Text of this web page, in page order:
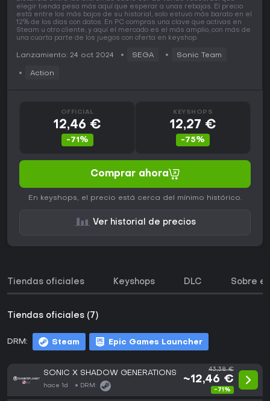
elegir tienda pesa más aquí que esperar a unas rebajas. El precio
está entre los más bajos de su historial, solo estuvo más barato en el
12% de los días con datos. En PC compras una clave que activas en
Steam u otro cliente, y aquí el mercado es el más amplio, con más de
una cuarta parte de los juegos con oferta en keyshop.
Lanzamiento: 24 oct 2024 SEGA Sonic Team
Action
OFFICIAL
12,46 €
-71%
KEYSHOPS
12,27 €
-75%
Comprar ahora
En keyshops, el precio está cerca del mínimo histórico.
Ver historial de precios
Tiendas oficiales Keyshops DLC Sobre
Tiendas oficiales (7)
DRM: Steam Epic Games Launcher
SONIC X SHADOW GENERATIONS
hace 1d DRM:
43,38 €
~12,46 €
-71%